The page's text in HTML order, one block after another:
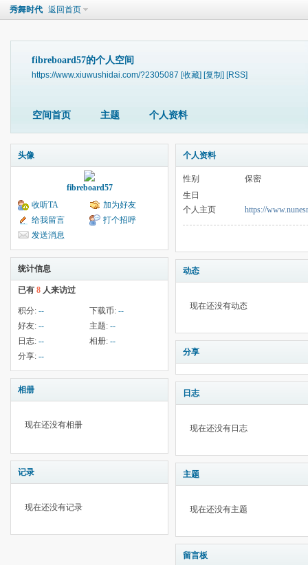
秀舞时代 返回首页
fibreboard57的个人空间
https://www.xiuwushidai.com/?2305087 [收藏] [复制] [RSS]
空间首页 主题 个人资料
头像
fibreboard57
收听TA
加为好友
给我留言
打个招呼
发送消息
统计信息
已有 8 人来访过
积分: -- 下载币: --
好友: -- 主题: --
日志: -- 相册: --
分享: --
相册
现在还没有相册
记录
现在还没有记录
个人资料
性别
保密
生日
个人主页
https://
动态
现在还没有动态
分享
日志
现在还没有日志
主题
现在还没有主题
留言板